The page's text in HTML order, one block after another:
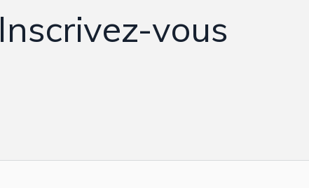
Inscrivez-vous